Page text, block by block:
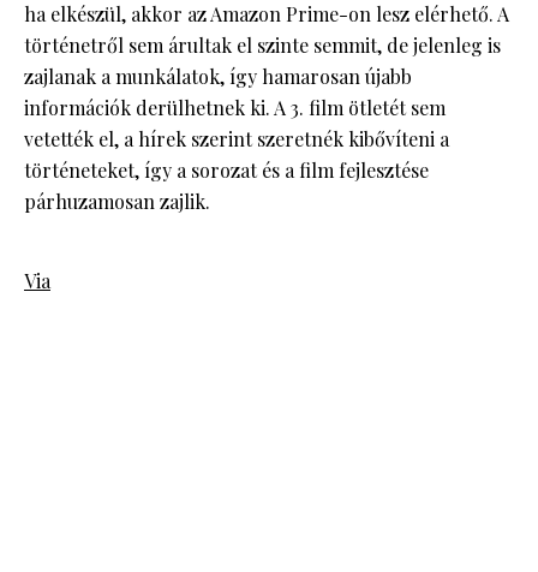
ha elkészül, akkor az Amazon Prime-on lesz elérhető. A
történetről sem árultak el szinte semmit, de jelenleg is
zajlanak a munkálatok, így hamarosan újabb
információk derülhetnek ki. A 3. film ötletét sem
vetették el, a hírek szerint szeretnék kibővíteni a
történeteket, így a sorozat és a film fejlesztése
párhuzamosan zajlik.
Via